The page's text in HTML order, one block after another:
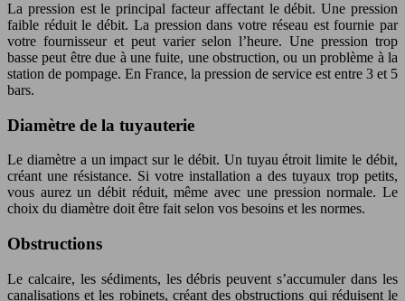
La pression est le principal facteur affectant le débit. Une pression
faible réduit le débit. La pression dans votre réseau est fournie par
votre fournisseur et peut varier selon l’heure. Une pression trop
basse peut être due à une fuite, une obstruction, ou un problème à la
station de pompage. En France, la pression de service est entre 3 et 5
bars.
Diamètre de la tuyauterie
Le diamètre a un impact sur le débit. Un tuyau étroit limite le débit,
créant une résistance. Si votre installation a des tuyaux trop petits,
vous aurez un débit réduit, même avec une pression normale. Le
choix du diamètre doit être fait selon vos besoins et les normes.
Obstructions
Le calcaire, les sédiments, les débris peuvent s’accumuler dans les
canalisations et les robinets, créant des obstructions qui réduisent le